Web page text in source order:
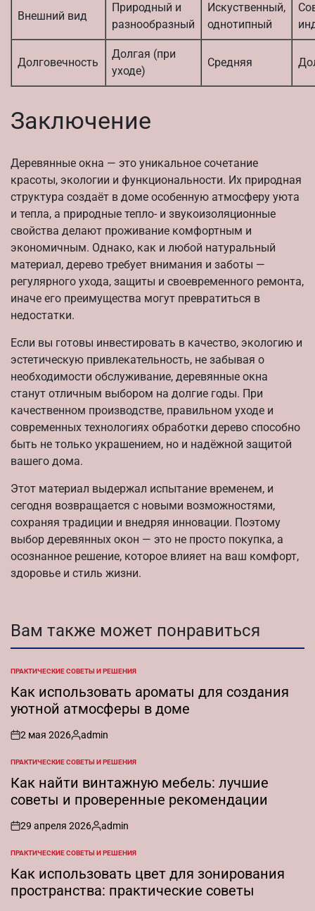
Внешний вид
Природный и
разнообразный
Искуственный,
однотипный
Долговечность
Долгая (при
уходе)
Средняя
Заключение
Деревянные окна — это уникальное сочетание
красоты, экологии и функциональности. Их природная
структура создаёт в доме особенную атмосферу уюта
и тепла, а природные тепло- и звукоизоляционные
свойства делают проживание комфортным и
экономичным. Однако, как и любой натуральный
материал, дерево требует внимания и заботы —
регулярного ухода, защиты и своевременного ремонта,
иначе его преимущества могут превратиться в
недостатки.
Если вы готовы инвестировать в качество, экологию и
эстетическую привлекательность, не забывая о
необходимости обслуживание, деревянные окна
станут отличным выбором на долгие годы. При
качественном производстве, правильном уходе и
современных технологиях обработки дерево способно
быть не только украшением, но и надёжной защитой
вашего дома.
Этот материал выдержал испытание временем, и
сегодня возвращается с новыми возможностями,
сохраняя традиции и внедряя инновации. Поэтому
выбор деревянных окон — это не просто покупка, а
осознанное решение, которое влияет на ваш комфорт,
здоровье и стиль жизни.
Вам также может понравиться
ОПУБЛИКОВАНО
В
ПРАКТИЧЕСКИЕ СОВЕТЫ И РЕШЕНИЯ
Как использовать ароматы для создания
уютной атмосферы в доме
on
2 мая 2026
Запись
admin
ОПУБЛИКОВАНО
В
ПРАКТИЧЕСКИЕ СОВЕТЫ И РЕШЕНИЯ
Как найти винтажную мебель: лучшие
советы и проверенные рекомендации
on
29 апреля 2026
Запись
admin
ОПУБЛИКОВАНО
В
ПРАКТИЧЕСКИЕ СОВЕТЫ И РЕШЕНИЯ
Как использовать цвет для зонирования
пространства: практические советы